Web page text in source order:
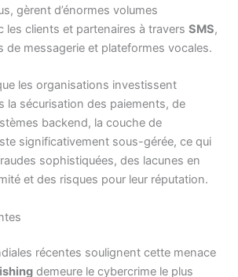
gèrent d’énormes volumes
les clients et partenaires à traversSMS,
de messagerie et plateformes vocales.
les organisations investissent
la sécurisation des paiements, de
backend, la couche de
significativement sous-gérée, ce qui
sophistiquées, des lacunes en
et des risques pour leur réputation.
récentes soulignent cette menace
demeure le cybercrime le plus